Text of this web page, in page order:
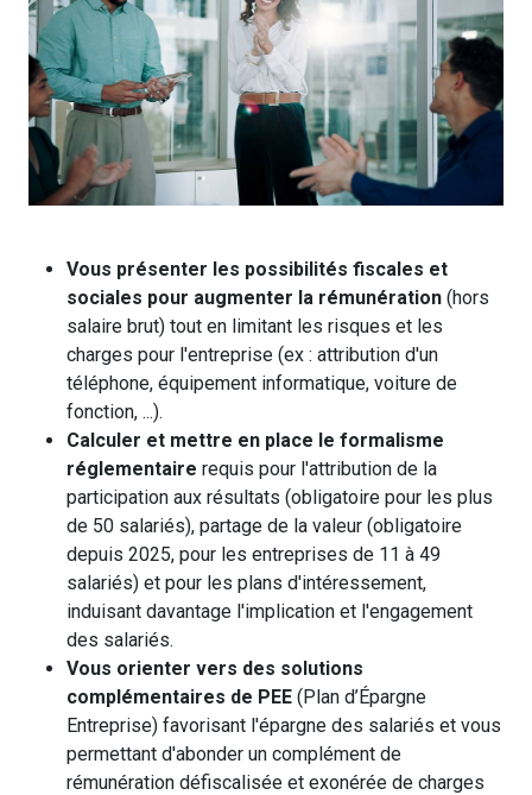
Vous présenter les possibilités fiscales et
sociales pour augmenter la rémunération (hors
salaire brut) tout en limitant les risques et les
charges pour l'entreprise (ex : attribution d'un
téléphone, équipement informatique, voiture de
fonction, ...).
Calculer et mettre en place le formalisme
réglementaire requis pour l'attribution de la
participation aux résultats (obligatoire pour les plus
de 50 salariés), partage de la valeur (obligatoire
depuis 2025, pour les entreprises de 11 à 49
salariés) et pour les plans d'intéressement,
induisant davantage l'implication et l'engagement
des salariés.
Vous orienter vers des solutions
complémentaires de PEE (Plan d’Épargne
Entreprise) favorisant l'épargne des salariés et vous
permettant d'abonder un complément de
rémunération défiscalisée et exonérée de charges